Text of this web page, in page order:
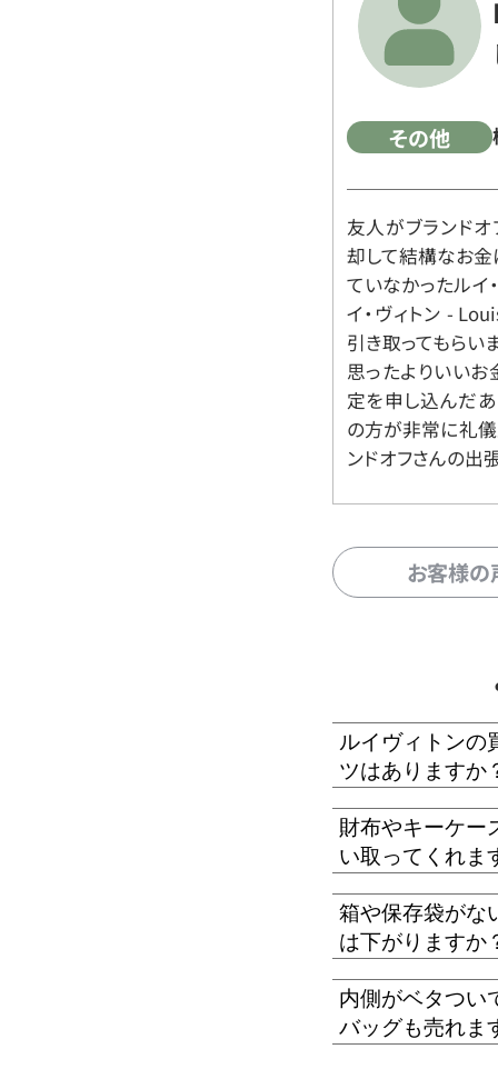
その他
友人がブランド
却して結構なお金
ていなかったルイ
イ・ヴィトン -
引き取ってもらい
思ったよりいいお
定を申し込んだ
の方が非常に礼儀
ンドオフさんの出
お客様
ルイヴィトンの
ツはありますか
財布やキーケー
い取ってくれま
箱や保存袋がな
は下がりますか
内側がベタつい
バッグも売れま